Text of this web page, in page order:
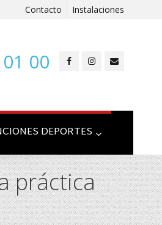
Contacto Instalaciones
00
DEPORTES
práctica